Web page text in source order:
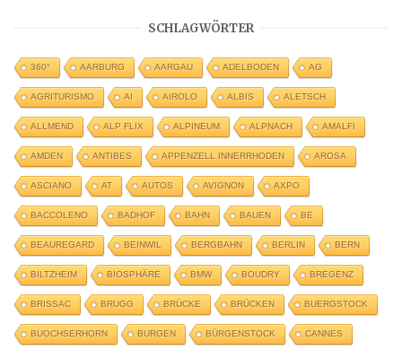
SCHLAGWÖRTER
360° AARBURG AARGAU ADELBODEN AG
AGRITURISMO AI AIROLO ALBIS ALETSCH
ALLMEND ALP FLIX ALPINEUM ALPNACH AMALFI
AMDEN ANTIBES APPENZELL INNERRHODEN AROSA
ASCIANO AT AUTOS AVIGNON AXPO
BACCOLENO BADHOF BAHN BAUEN BE
BEAUREGARD BEINWIL BERGBAHN BERLIN BERN
BILTZHEIM BIOSPHÄRE BMW BOUDRY BREGENZ
BRISSAC BRUGG BRÜCKE BRÜCKEN BUERGSTOCK
BUOCHSERHORN BURGEN BÜRGENSTOCK CANNES